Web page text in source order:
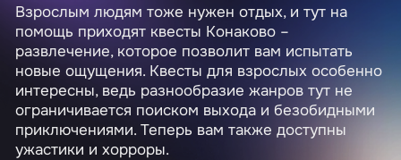
Взрослым людям тоже нужен отдых, и тут на
помощь приходят квесты Конаково –
развлечение, которое позволит вам испытать
новые ощущения. Квесты для взрослых особенно
интересны, ведь разнообразие жанров тут не
ограничивается поиском выхода и безобидными
приключениями. Теперь вам также доступны
ужастики и хорроры.